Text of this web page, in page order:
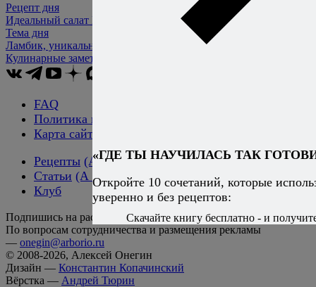
Рецепт дня
Идеальный салат Капрезе
Тема дня
Ламбик, уникальное пиво из сердца Бельгии
Кулинарные заметки
FAQ
Политика конфиденциальности
Карта сайта
Рецепты (А → Я)
Статьи (А → Я)
Клуб
Подпишись на рассылку!
По вопросам сотрудничества и размещения рекламы
— onegin@arborio.ru
© 2008-2026, Алексей Онегин
Дизайн — Константин Копачинский
Вёрстка — Андрей Тюрин
«ГДЕ ТЫ НАУЧИЛАСЬ ТАК
Откройте 10 сочетаний, которые
уверенно и без рецептов:
Скачайте книгу бесплатно - и